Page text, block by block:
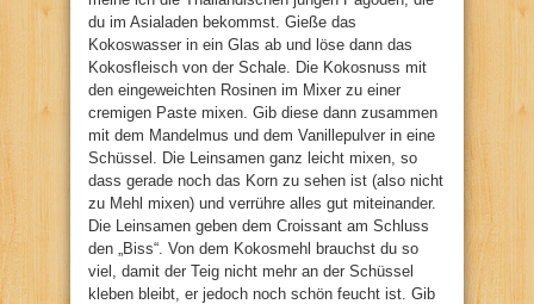
du im Asialaden bekommst. Gieße das
Kokoswasser in ein Glas ab und löse dann das
Kokosfleisch von der Schale. Die Kokosnuss mit
den eingeweichten Rosinen im Mixer zu einer
cremigen Paste mixen. Gib diese dann zusammen
mit dem Mandelmus und dem Vanillepulver in eine
Schüssel. Die Leinsamen ganz leicht mixen, so
dass gerade noch das Korn zu sehen ist (also nicht
zu Mehl mixen) und verrühre alles gut miteinander.
Die Leinsamen geben dem Croissant am Schluss
den „Biss“. Von dem Kokosmehl brauchst du so
viel, damit der Teig nicht mehr an der Schüssel
kleben bleibt, er jedoch noch schön feucht ist. Gib